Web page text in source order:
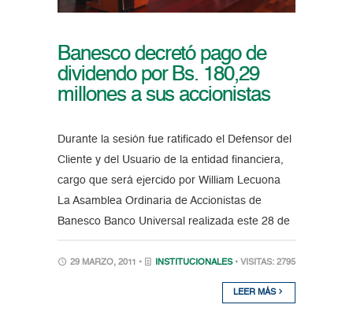
Banesco decretó pago de
dividendo por Bs. 180,29
millones a sus accionistas
Durante la sesión fue ratificado el Defensor del
Cliente y del Usuario de la entidad financiera,
cargo que será ejercido por William Lecuona
La Asamblea Ordinaria de Accionistas de
Banesco Banco Universal realizada este 28 de
29 MARZO, 2011 • INSTITUCIONALES • VISITAS: 2795
LEER MÁS